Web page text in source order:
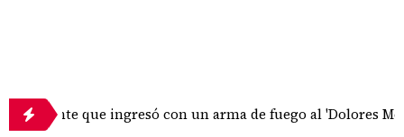
que ingresó con un arma de fuego al 'Dolores Moscote'